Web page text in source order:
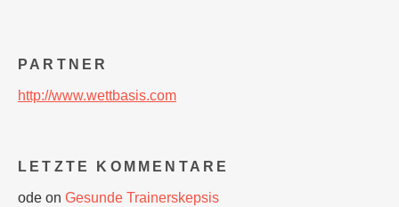
PARTNER
http://www.wettbasis.com
LETZTE KOMMENTARE
ode on Gesunde Trainerskepsis